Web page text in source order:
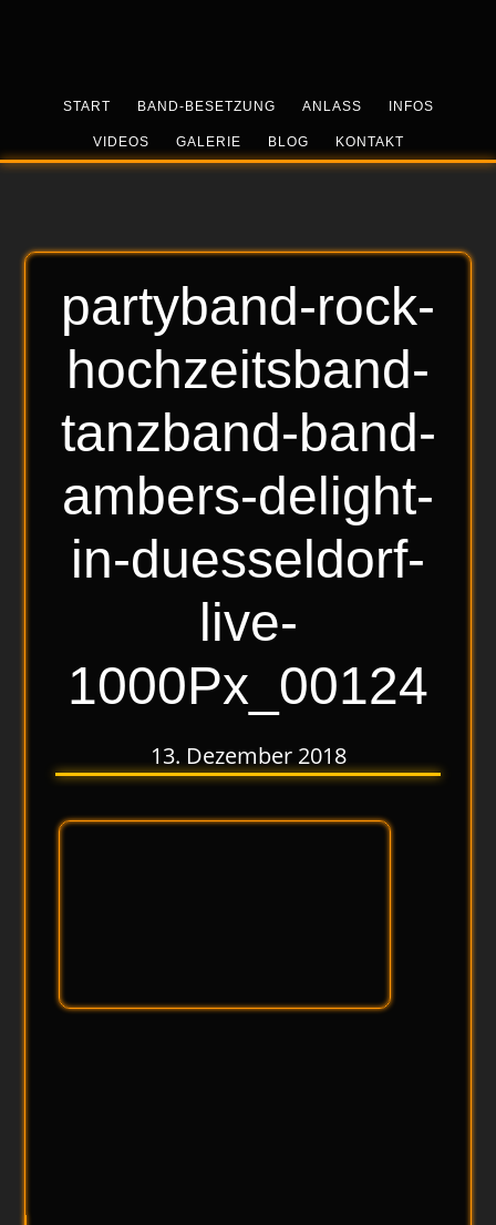
START BAND-BESETZUNG ANLASS INFOS
VIDEOS GALERIE BLOG KONTAKT
partyband-rock-
hochzeitsband-
tanzband-band-
ambers-delight-
in-duesseldorf-
live-
1000Px_00124
13. Dezember 2018